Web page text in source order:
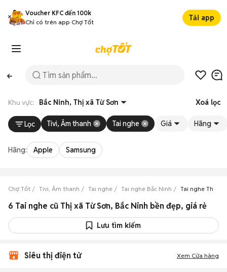
Voucher KFC đến 100k
Chỉ có trên app Chợ Tốt
Tải app
Khu vực: Bắc Ninh, Thị xã Từ Sơn Xoá lọc
Lọc Tivi, Âm thanh Tai nghe Giá Hãng
Hãng: Apple Samsung
Chợ Tốt Tivi, Âm thanh Tai nghe Tai nghe Bắc Ninh Tai nghe Thị xã
6 Tai nghe cũ Thị xã Từ Sơn, Bắc Ninh bền đẹp, giá rẻ
Lưu tìm kiếm
Siêu thị điện tử Xem Cửa hàng